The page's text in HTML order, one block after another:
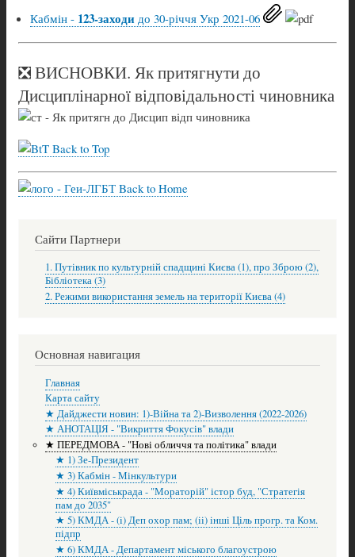
Кабмін - 123-заходи до 30-річчя Укр 2021-06
❎ ВИСНОВКИ. Як притягнути до
Дисциплінарної відповідальності чиновника
Back to Top
Back to Home
Сайти Партнери
1. Путівник по культурній спадщині Києва (1), про Зброю (2),
Бібліотека (3)
2. Режими використання земель на території Києва (4)
Основная навигация
Главная
Карта сайту
★ Дайджести новин: 1)-Війна та 2)-Визволення (2022-2026)
★ АНОТАЦІЯ - "Викриття Фокусів" влади
★ ПЕРЕДМОВА - "Нові обличчя та політика" влади
★ 1) Зе-Президент
★ 3) Кабмін - Мінкультури
★ 4) Київміськрада - "Мораторій" істор буд, "Стратегія
пам до 2035"
★ 5) КМДА - (і) Деп охор пам; (іі) інші Ціль прогр. та Ком.
підпр
★ 6) КМДА - Департамент міського благоустрою